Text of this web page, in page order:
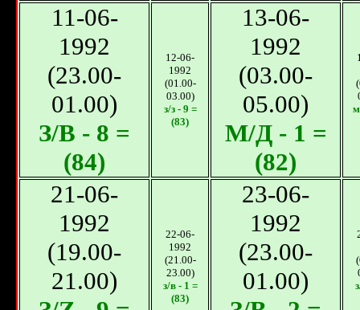
11-06-
1992
(23.00-
01.00)
З/В - 8 =
(84)
12-06-
1992
(01.00-
03.00)
з/з - 9 =
(83)
13-06-
1992
(03.00-
05.00)
М/Д - 1 =
(82)
21-06-
1992
(19.00-
21.00)
22-06-
1992
(21.00-
23.00)
з/в - 1 =
(83)
23-06-
1992
(23.00-
01.00)